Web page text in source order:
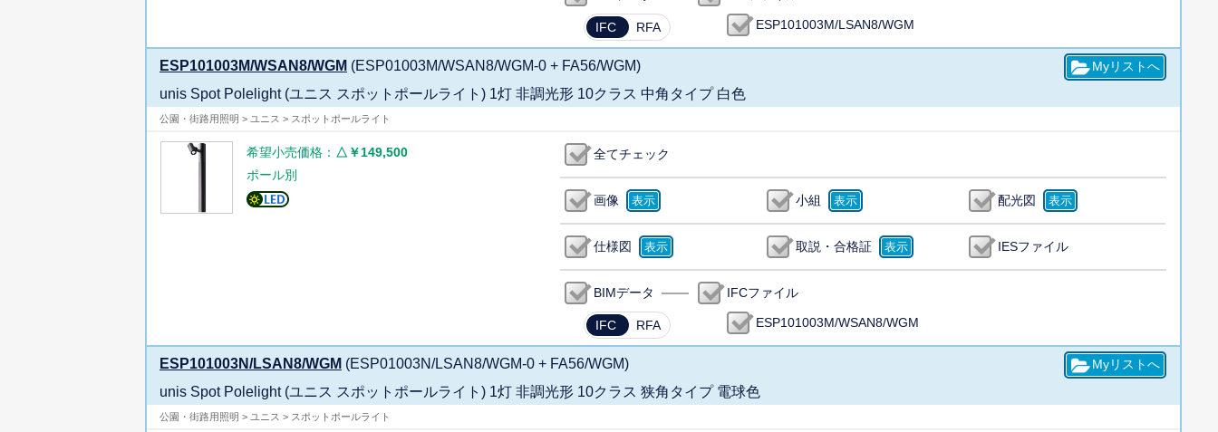
IFC RFA ESP101003M/LSAN8/WGM
ESP101003M/WSAN8/WGM (ESP01003M/WSAN8/WGM-0 + FA56/WGM)
unis Spot Polelight (ユニス スポットポールライト) 1灯 非調光形 10クラス 中角タイプ 白色
公園・街路用照明 > ユニス > スポットポールライト
希望小売価格： △￥149,500
ポール別
全てチェック
画像 小組 配光図
仕様図 取説・合格証 IESファイル
BIMデータ
IFC RFA
IFCファイル
ESP101003M/WSAN8/WGM
ESP101003N/LSAN8/WGM (ESP01003N/LSAN8/WGM-0 + FA56/WGM)
unis Spot Polelight (ユニス スポットポールライト) 1灯 非調光形 10クラス 狭角タイプ 電球色
公園・街路用照明 > ユニス > スポットポールライト